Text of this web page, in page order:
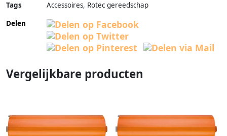
Tags
Accessoires, Rotec gereedschap
Delen
Vergelijkbare producten